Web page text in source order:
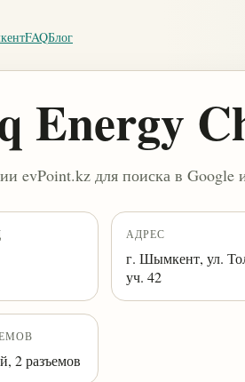
FAQБлог
Energy
evPoint.kz для поиска в Google
АДРЕС
г. Шымкент, ул.
уч. 42
2 разъемов